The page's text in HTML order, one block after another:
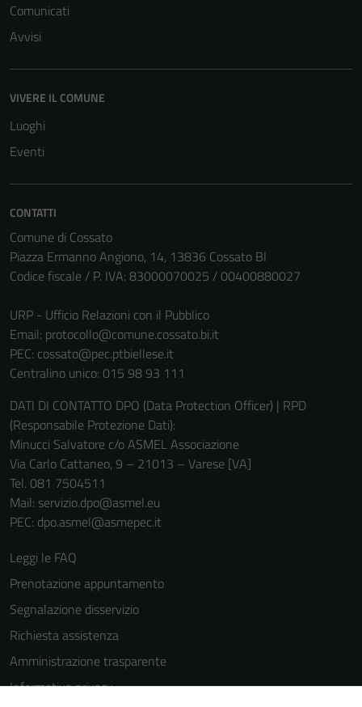
Comunicati
Avvisi
VIVERE IL COMUNE
Luoghi
Eventi
CONTATTI
Comune di Cossato
Piazza Ermanno Angiono, 14, 13836 Cossato BI
Codice fiscale / P. IVA: 83000070025 / 00400880027
URP - Ufficio Relazioni con il Pubblico
Email: protocollo@comune.cossato.bi.it
PEC: cossato@pec.ptbiellese.it
Centralino unico: 015 98 93 111
DATI DI CONTATTO DPO (Data Protection Officer) | RPD
(Responsabile Protezione Dati):
Minucci Salvatore c/o ASMEL Associazione
Via Carlo Cattaneo, 9 – 21013 – Varese [VA]
Tel. 081 7504511
Mail: servizio.dpo@asmel.eu
PEC: dpo.asmel@asmepec.it
Leggi le FAQ
Prenotazione appuntamento
Segnalazione disservizio
Richiesta assistenza
Amministrazione trasparente
Informativa privacy
possono
essere
Questi cookie
non raccolgono